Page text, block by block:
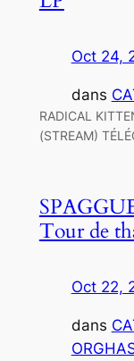
Oct 24,
dans
RADICAL
(STREAM)
Tour de
Oct 22,
dans